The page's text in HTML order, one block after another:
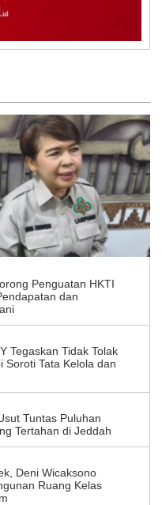
Penguatan HKTI
dan
Tegaskan Tidak Tolak
Soroti Tata Kelola dan
Tuntas Puluhan
Tertahan di Jeddah
Deni Wicaksono
Ruang Kelas